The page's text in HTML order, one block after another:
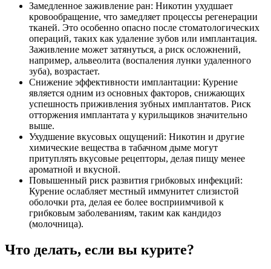
Замедленное заживление ран: Никотин ухудшает
кровообращение, что замедляет процессы регенерации
тканей. Это особенно опасно после стоматологических
операций, таких как удаление зубов или имплантация.
Заживление может затянуться, а риск осложнений,
например, альвеолита (воспаления лунки удаленного
зуба), возрастает.
Снижение эффективности имплантации: Курение
является одним из основных факторов, снижающих
успешность приживления зубных имплантатов. Риск
отторжения имплантата у курильщиков значительно
выше.
Ухудшение вкусовых ощущений: Никотин и другие
химические вещества в табачном дыме могут
притуплять вкусовые рецепторы, делая пищу менее
ароматной и вкусной.
Повышенный риск развития грибковых инфекций:
Курение ослабляет местный иммунитет слизистой
оболочки рта, делая ее более восприимчивой к
грибковым заболеваниям, таким как кандидоз
(молочница).
Что делать, если вы курите?